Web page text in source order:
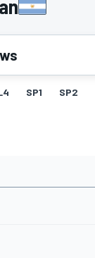
SP1 SP2